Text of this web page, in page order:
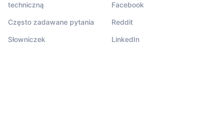
techniczną
Często zadawane pytania
Słowniczek
Facebook
Reddit
LinkedIn